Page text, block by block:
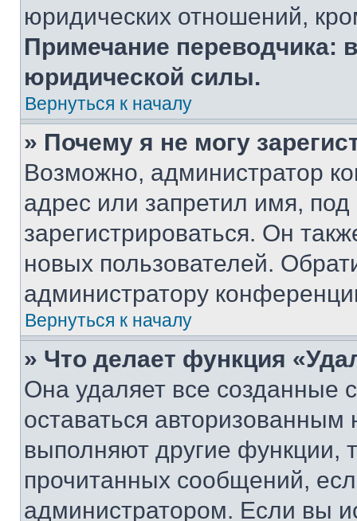
юридических отношений,
Примечание переводчика:
юридической силы.
Вернуться к началу
» Почему я не могу
Возможно, администратор
адрес или запретил имя,
зарегистрироваться. Он
новых пользователей.
администратору
Вернуться к началу
» Что делает функция
Она удаляет все созданные
оставаться
выполняют другие функции,
прочитанных сообщений,
администратором. Если вы